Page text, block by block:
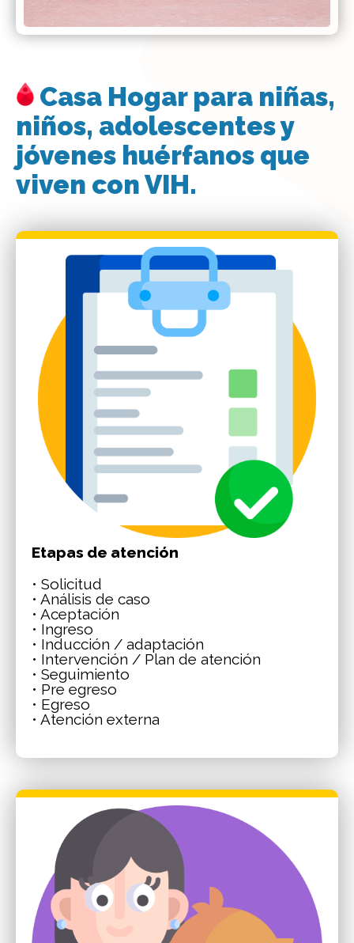
Casa Hogar para niñas,
niños, adolescentes y
jóvenes huérfanos que
viven con VIH.
Etapas de atención
• Solicitud
• Análisis de caso
• Aceptación
• Ingreso
• Inducción / adaptación
• Intervención / Plan de atención
• Seguimiento
• Pre egreso
• Egreso
• Atención externa